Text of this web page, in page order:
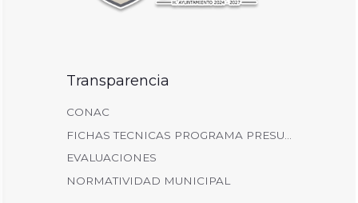
Transparencia
CONAC
FICHAS TECNICAS PROGRAMA PRESU...
EVALUACIONES
NORMATIVIDAD MUNICIPAL